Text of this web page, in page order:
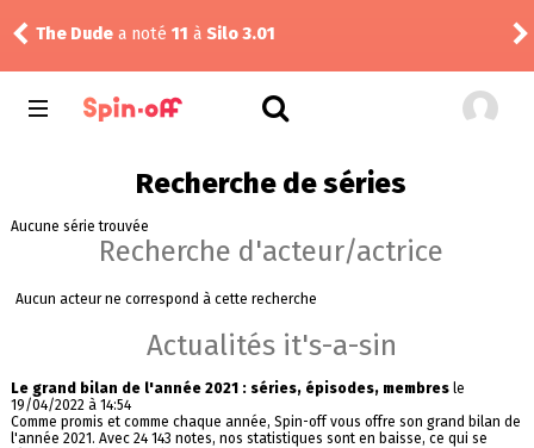
The Dude a noté 11 à Silo 3.01
Recherche de séries
Aucune série trouvée
Recherche d'acteur/actrice
Aucun acteur ne correspond à cette recherche
Actualités it's-a-sin
Le grand bilan de l'année 2021 : séries, épisodes, membresle
19/04/2022 à 14:54
Comme promis et comme chaque année, Spin-off vous offre son grand bilan de
l'année 2021. Avec 24 143 notes, nos statistiques sont en baisse, ce qui se